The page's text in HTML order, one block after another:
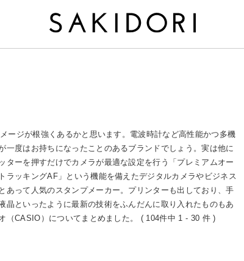
ージが根強くあるかと思います。電波時計など高性能かつ多機
度はお持ちになったことのあるブランドでしょう。実は他に
ターを押すだけでカメラが最適な設定を行う「プレミアムオー
ラッキングAF」という機能を備えたデジタルカメラやビジネス
あって人気のスタンプメーカー。プリンターも出しており、手
といったように最新の技術をふんだんに取り入れたものもあ
（CASIO）についてまとめました。 ( 104件中 1 - 30 件 )